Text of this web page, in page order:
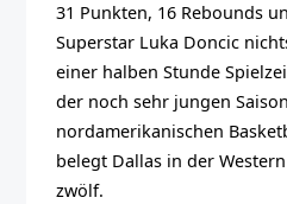
31 Punkten, 16 Rebounds
Superstar Luka Doncic
einer halben Stunde
der noch sehr jungen
nordamerikanischen
belegt Dallas in der
zwölf.